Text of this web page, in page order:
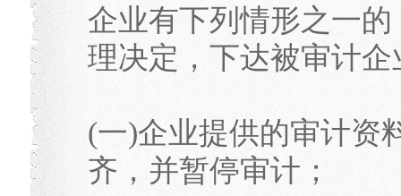
企业有下列情形之一
理决定，下达被审计企
(一)企业提供的审计资
齐，并暂停审计；